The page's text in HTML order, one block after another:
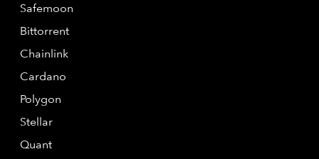
Safemoon
Bittorrent
Chainlink
Cardano
Polygon
Stellar
Quant